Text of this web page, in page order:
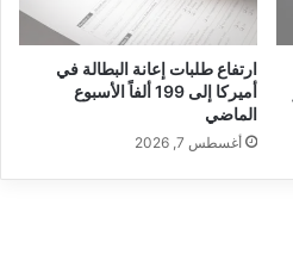
ارتفاع طلبات إعانة البطالة في
أميركا إلى 199 ألفاً الأسبوع
الماضي
أغسطس 7, 2026